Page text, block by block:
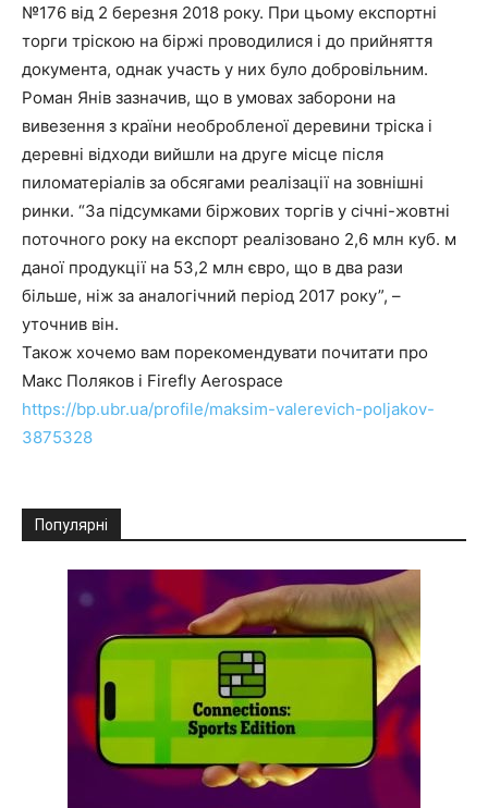
№176 від 2 березня 2018 року. При цьому експортні
торги тріскою на біржі проводилися і до прийняття
документа, однак участь у них було добровільним.
Роман Янів зазначив, що в умовах заборони на
вивезення з країни необробленої деревини тріска і
деревні відходи вийшли на друге місце після
пиломатеріалів за обсягами реалізації на зовнішні
ринки. “За підсумками біржових торгів у січні-жовтні
поточного року на експорт реалізовано 2,6 млн куб. м
даної продукції на 53,2 млн євро, що в два рази
більше, ніж за аналогічний період 2017 року”, –
уточнив він.
Також хочемо вам порекомендувати почитати про
Макс Поляков і Firefly Aerospace
https://bp.ubr.ua/profile/maksim-valerevich-poljakov-
3875328
Популярні